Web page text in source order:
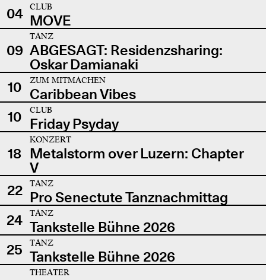
04
CLUB
MOVE
09
TANZ
ABGESAGT: Residenzsharing:
Oskar Damianaki
10
ZUM MITMACHEN
Caribbean Vibes
10
CLUB
Friday Psyday
18
KONZERT
Metalstorm over Luzern: Chapter
V
22
TANZ
Pro Senectute Tanznachmittag
24
TANZ
Tankstelle Bühne 2026
25
TANZ
Tankstelle Bühne 2026
THEATER